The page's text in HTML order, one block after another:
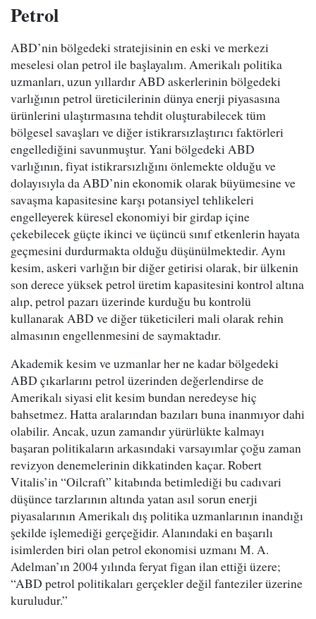
Petrol
ABD’nin bölgedeki stratejisinin en eski ve merkezi
meselesi olan petrol ile başlayalım. Amerikalı politika
uzmanları, uzun yıllardır ABD askerlerinin bölgedeki
varlığının petrol üreticilerinin dünya enerji piyasasına
ürünlerini ulaştırmasına tehdit oluşturabilecek tüm
bölgesel savaşları ve diğer istikrarsızlaştırıcı faktörleri
engellediğini savunmuştur. Yani bölgedeki ABD
varlığının, fiyat istikrarsızlığını önlemekte olduğu ve
dolayısıyla da ABD’nin ekonomik olarak büyümesine ve
savaşma kapasitesine karşı potansiyel tehlikeleri
engelleyerek küresel ekonomiyi bir girdap içine
çekebilecek güçte ikinci ve üçüncü sınıf etkenlerin hayata
geçmesini durdurmakta olduğu düşünülmektedir. Aynı
kesim, askeri varlığın bir diğer getirisi olarak, bir ülkenin
son derece yüksek petrol üretim kapasitesini kontrol altına
alıp, petrol pazarı üzerinde kurduğu bu kontrolü
kullanarak ABD ve diğer tüketicileri mali olarak rehin
almasının engellenmesini de saymaktadır.
Akademik kesim ve uzmanlar her ne kadar bölgedeki
ABD çıkarlarını petrol üzerinden değerlendirse de
Amerikalı siyasi elit kesim bundan neredeyse hiç
bahsetmez. Hatta aralarından bazıları buna inanmıyor dahi
olabilir. Ancak, uzun zamandır yürürlükte kalmayı
başaran politikaların arkasındaki varsayımlar çoğu zaman
revizyon denemelerinin dikkatinden kaçar. Robert
Vitalis’in “Oilcraft” kitabında betimlediği bu cadıvari
düşünce tarzlarının altında yatan asıl sorun enerji
piyasalarının Amerikalı dış politika uzmanlarının inandığı
şekilde işlemediği gerçeğidir. Alanındaki en başarılı
isimlerden biri olan petrol ekonomisi uzmanı M. A.
Adelman’ın 2004 yılında feryat figan ilan ettiği üzere;
“ABD petrol politikaları gerçekler değil fanteziler üzerine
kuruludur.”